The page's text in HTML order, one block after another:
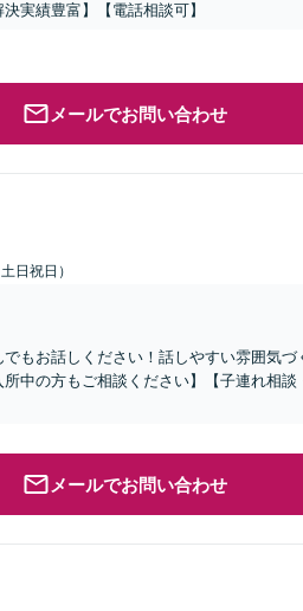
実績豊富】【電話相談可】
メールでお問い合わせ
日祝日）
もお話しください！話しやすい雰囲気づ
中の方もご相談ください】【子連れ相談
メールでお問い合わせ